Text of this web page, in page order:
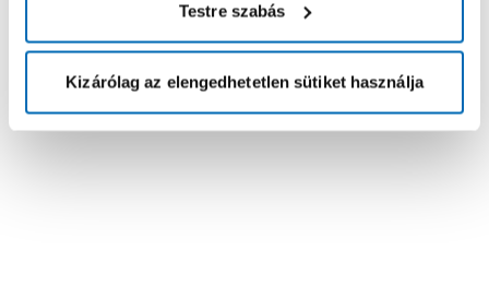
Testre szabás
Kizárólag az elengedhetetlen sütiket használja